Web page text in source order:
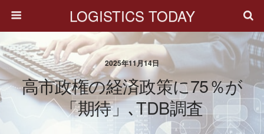
LOGISTICS TODAY
2025年11月14日
高市政権の経済政策に75％が
「期待」､TDB調査